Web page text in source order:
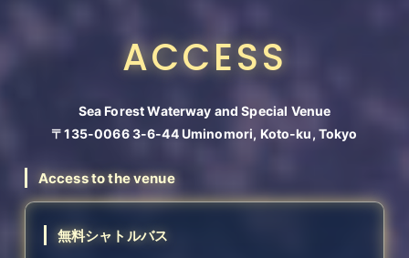
ACCESS
Sea Forest Waterway and Special Venue
〒135-0066 3-6-44 Uminomori, Koto-ku, Tokyo
Access to the venue
無料シャトルバス